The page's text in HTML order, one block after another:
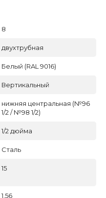
8
двухтрубная
Белый (RAL 9016)
Вертикальный
нижняя центральная (№96
1/2 / №98 1/2)
1/2 дюйма
Сталь
15
1,56